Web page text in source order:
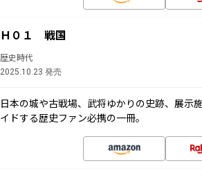
Ｈ０１ 戦国
歴史時代
2025.10.23 発売
日本の城や古戦場、武将ゆかりの史跡、展示
イドする歴史ファン必携の一冊。